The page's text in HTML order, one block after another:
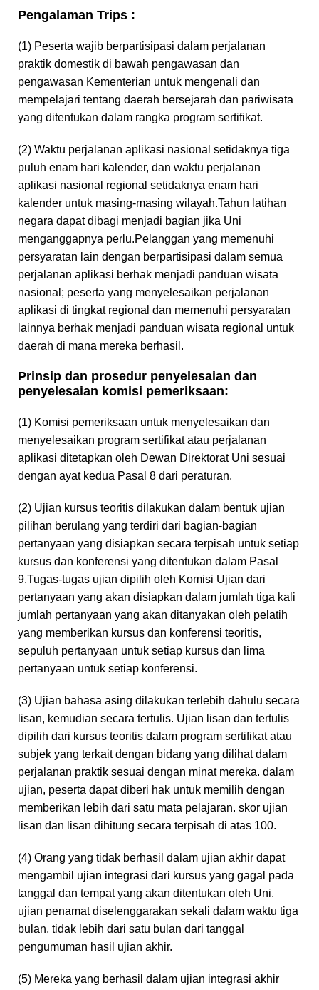
Pengalaman Trips :
(1) Peserta wajib berpartisipasi dalam perjalanan
praktik domestik di bawah pengawasan dan
pengawasan Kementerian untuk mengenali dan
mempelajari tentang daerah bersejarah dan pariwisata
yang ditentukan dalam rangka program sertifikat.
(2) Waktu perjalanan aplikasi nasional setidaknya tiga
puluh enam hari kalender, dan waktu perjalanan
aplikasi nasional regional setidaknya enam hari
kalender untuk masing-masing wilayah.Tahun latihan
negara dapat dibagi menjadi bagian jika Uni
menganggapnya perlu.Pelanggan yang memenuhi
persyaratan lain dengan berpartisipasi dalam semua
perjalanan aplikasi berhak menjadi panduan wisata
nasional; peserta yang menyelesaikan perjalanan
aplikasi di tingkat regional dan memenuhi persyaratan
lainnya berhak menjadi panduan wisata regional untuk
daerah di mana mereka berhasil.
Prinsip dan prosedur penyelesaian dan
penyelesaian komisi pemeriksaan:
(1) Komisi pemeriksaan untuk menyelesaikan dan
menyelesaikan program sertifikat atau perjalanan
aplikasi ditetapkan oleh Dewan Direktorat Uni sesuai
dengan ayat kedua Pasal 8 dari peraturan.
(2) Ujian kursus teoritis dilakukan dalam bentuk ujian
pilihan berulang yang terdiri dari bagian-bagian
pertanyaan yang disiapkan secara terpisah untuk setiap
kursus dan konferensi yang ditentukan dalam Pasal
9.Tugas-tugas ujian dipilih oleh Komisi Ujian dari
pertanyaan yang akan disiapkan dalam jumlah tiga kali
jumlah pertanyaan yang akan ditanyakan oleh pelatih
yang memberikan kursus dan konferensi teoritis,
sepuluh pertanyaan untuk setiap kursus dan lima
pertanyaan untuk setiap konferensi.
(3) Ujian bahasa asing dilakukan terlebih dahulu secara
lisan, kemudian secara tertulis. Ujian lisan dan tertulis
dipilih dari kursus teoritis dalam program sertifikat atau
subjek yang terkait dengan bidang yang dilihat dalam
perjalanan praktik sesuai dengan minat mereka. dalam
ujian, peserta dapat diberi hak untuk memilih dengan
memberikan lebih dari satu mata pelajaran. skor ujian
lisan dan lisan dihitung secara terpisah di atas 100.
(4) Orang yang tidak berhasil dalam ujian akhir dapat
mengambil ujian integrasi dari kursus yang gagal pada
tanggal dan tempat yang akan ditentukan oleh Uni.
ujian penamat diselenggarakan sekali dalam waktu tiga
bulan, tidak lebih dari satu bulan dari tanggal
pengumuman hasil ujian akhir.
(5) Mereka yang berhasil dalam ujian integrasi akhir